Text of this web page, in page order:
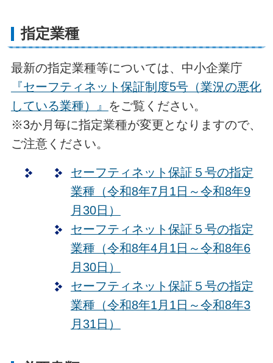
指定業種
最新の指定業種等については、中小企業庁
『セーフティネット保証制度5号（業況の悪化
している業種）』 をご覧ください。
※3か月毎に指定業種が変更となりますので、
ご注意ください。
セーフティネット保証５号の指定
業種（令和8年7月1日～令和8年9
月30日）
セーフティネット保証５号の指定
業種（令和8年4月1日～令和8年6
月30日）
セーフティネット保証５号の指定
業種（令和8年1月1日～令和8年3
月31日）